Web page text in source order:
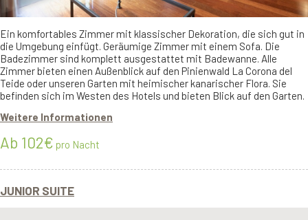
Ein komfortables Zimmer mit klassischer Dekoration, die sich gut in
die Umgebung einfügt. Geräumige Zimmer mit einem Sofa. Die
Badezimmer sind komplett ausgestattet mit Badewanne. Alle
Zimmer bieten einen Außenblick auf den Pinienwald La Corona del
Teide oder unseren Garten mit heimischer kanarischer Flora. Sie
befinden sich im Westen des Hotels und bieten Blick auf den Garten.
Weitere Informationen
Ab 102€ pro Nacht
JUNIOR SUITE